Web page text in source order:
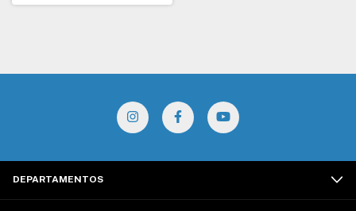
DEPARTAMENTOS